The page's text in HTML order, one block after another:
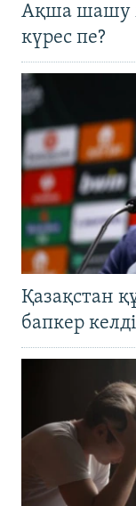
Ақша шашу
күрес пе?
Қазақстан
бапкер